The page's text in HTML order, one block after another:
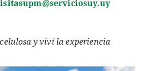
y viví la experiencia